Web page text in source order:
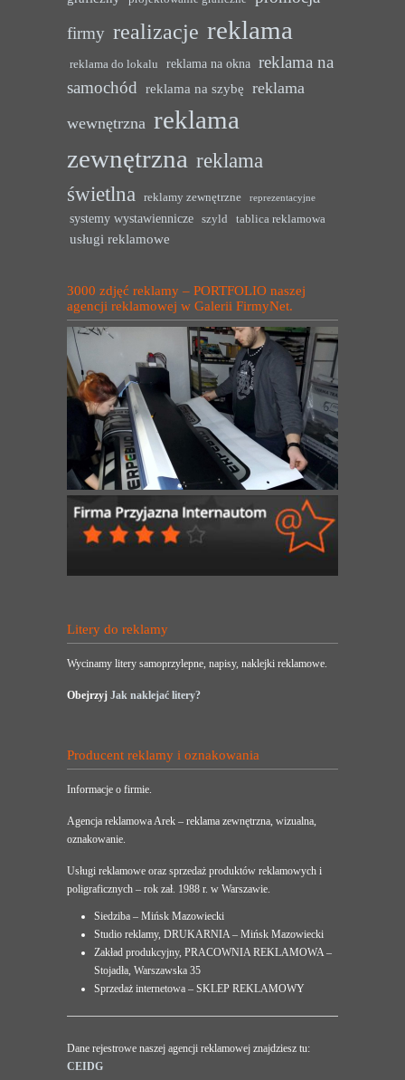
firmy realizacje reklama
reklama do lokalu reklama na okna reklama na
samochód reklama na szybę reklama
wewnętrzna reklama
zewnętrzna reklama
świetlna
reklamy zewnętrzne reprezentacyjne
systemy wystawiennicze szyld tablica reklamowa
usługi reklamowe
3000 zdjęć reklamy – PORTFOLIO naszej
agencji reklamowej w Galerii FirmyNet.
Litery do reklamy
Wycinamy litery samoprzylepne, napisy, naklejki reklamowe.
Obejrzyj Jak naklejać litery?
Producent reklamy i oznakowania
Informacje o firmie.
Agencja reklamowa Arek – reklama zewnętrzna, wizualna,
oznakowanie.
Usługi reklamowe oraz sprzedaż produktów reklamowych i
poligraficznych – rok zał. 1988 r. w Warszawie.
Siedziba – Mińsk Mazowiecki
Studio reklamy, DRUKARNIA – Mińsk Mazowiecki
Zakład produkcyjny, PRACOWNIA REKLAMOWA –
Stojadła, Warszawska 35
Sprzedaż internetowa – SKLEP REKLAMOWY
Dane rejestrowe naszej agencji reklamowej znajdziesz tu:
CEIDG